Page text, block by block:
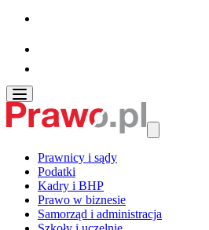
Prawnicy i sądy
Podatki
Kadry i BHP
Prawo w biznesie
Samorząd i administracja